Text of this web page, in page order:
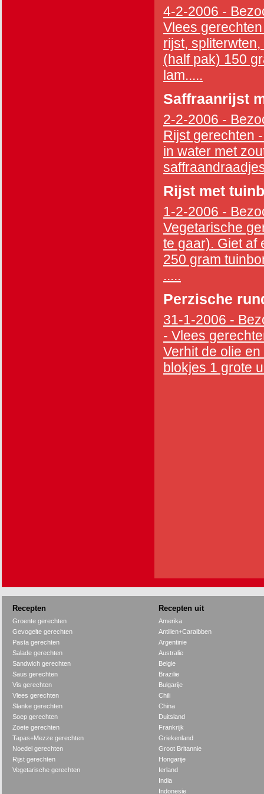
4-2-2006 -
Vlees
rijst,
(half pak) 150
lam.....
Saffraanrijst
2-2-2006 -
Rijst gerechten
in water met
Rijst met
1-2-2006 -
Vegetarische
te gaar). Giet af
250 gram
.....
Perzische
31-1-2006 -
- Vlees
Verhit de olie
blokjes 1 grote
Recepten Recepten uit
Groente gerechten
Gevogelte gerechten
Pasta gerechten
Salade gerechten
Sandwich gerechten
Saus gerechten
Vis gerechten
Vlees gerechten
Slanke gerechten
Soep gerechten
Zoete gerechten
Tapas+Mezze gerechten
Noedel gerechten
Rijst gerechten
Vegetarische gerechten
Amerika
Antillen+Caraibben
Argentinie
Australie
Belgie
Brazilie
Bulgarije
Chili
China
Duitsland
Frankrijk
Griekenland
Groot Britannie
Hongarije
Ierland
India
Indonesie